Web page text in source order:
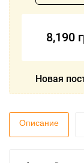
8,190
Новая
Описание